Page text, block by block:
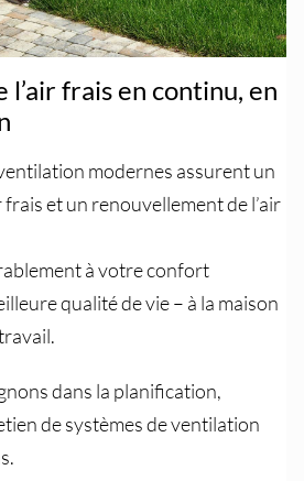
frais en continu, en
modernes assurent un
et un renouvellement de l’air
à votre confort
qualité de vie – à la maison
dans la planification,
de systèmes de ventilation